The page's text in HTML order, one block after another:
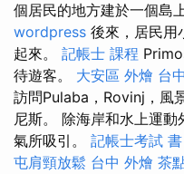
個居民的地方建於一個島
wordpress 後來，居民用
起來。 記帳士 課程
待遊客。 大安區 外燴 台
訪問Pulaba，Rovinj，風
尼斯。 除海岸和水上運
氣所吸引。 記帳士考試 書
屯肩頸放鬆 台中 外燴 茶